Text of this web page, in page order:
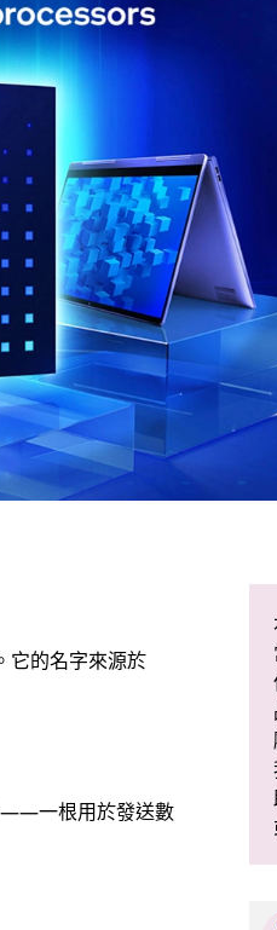
它的名字來源於
——一根用於發送數